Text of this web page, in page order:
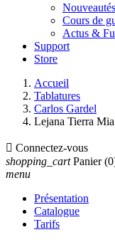
Cours de
Actus &
Support
Store
Accueil
Tablatures
Carlos Gardel
Lejana Tierra Mia
 Connectez-vous
shopping_cart Panier
menu
Présentation
Catalogue
Tarifs